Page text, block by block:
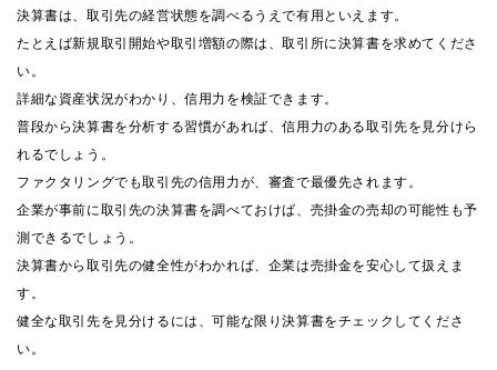
決算書は、取引先の経営状態を調べるうえで有用といえます。
たとえば新規取引開始や取引増額の際は、取引所に決算書を求めてくださ
い。
詳細な資産状況がわかり、信用力を検証できます。
普段から決算書を分析する習慣があれば、信用力のある取引先を見分けら
れるでしょう。
ファクタリングでも取引先の信用力が、審査で最優先されます。
企業が事前に取引先の決算書を調べておけば、売掛金の売却の可能性も予
測できるでしょう。
決算書から取引先の健全性がわかれば、企業は売掛金を安心して扱えま
す。
健全な取引先を見分けるには、可能な限り決算書をチェックしてくださ
い。